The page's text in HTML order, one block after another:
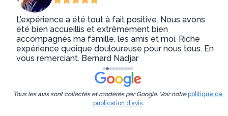
L’expérience a été tout à fait positive. Nous avons
été bien accueillis et extrêmement bien
accompagnés ma famille, les amis et moi. Riche
expérience quoique douloureuse pour nous tous. En
vous remerciant. Bernard Nadjar
Tous les avis sont collectés et modérés par Google. Voir notrepolitique de
publication d’avis.